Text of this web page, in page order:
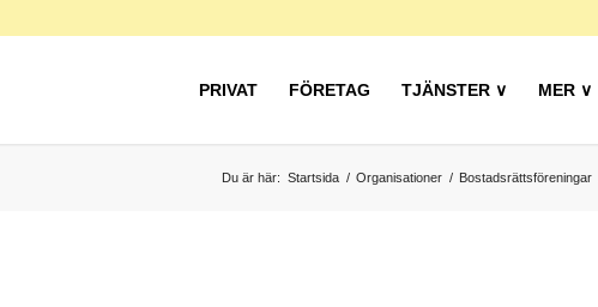
PRIVAT FÖRETAG TJÄNSTER ∨ MER ∨
Du är här: Startsida / Organisationer / Bostadsrättsföreningar